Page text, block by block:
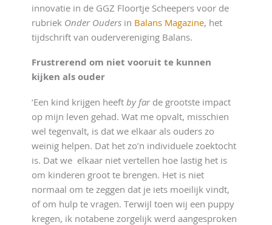
innovatie in de GGZ Floortje Scheepers voor de
rubriek Onder Ouders in Balans Magazine, het
tijdschrift van oudervereniging Balans.
Frustrerend om niet vooruit te kunnen
kijken als ouder
‘Een kind krijgen heeftby farde grootste impact
op mijn leven gehad. Wat me opvalt, misschien
wel tegenvalt, is dat we elkaar als ouders zo
weinig helpen. Dat het zo’n individuele zoektocht
is. Dat we elkaar niet vertellen hoe lastig het is
om kinderen groot te brengen. Het is niet
normaal om te zeggen dat je iets moeilijk vindt,
of om hulp te vragen. Terwijl toen wij een puppy
kregen, ik notabene zorgelijk werd aangesproken